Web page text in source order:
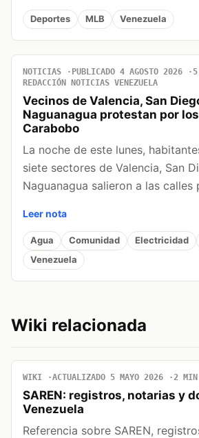
Deportes MLB Venezuela
NOTICIAS PUBLICADO 4 AGOSTO 2026
REDACCIÓN NOTICIAS VENEZUELA
Vecinos de Valencia, San
Naguanagua protestan por
Carabobo
La noche de este lunes,
siete sectores de Valencia, San
Naguanagua salieron a las calles
Leer nota
Agua Comunidad Electricidad
Venezuela
Wiki relacionada
WIKI ACTUALIZADO 5 MAYO 2026 2 MIN
SAREN: registros, notarias y
Venezuela
Referencia sobre SAREN,